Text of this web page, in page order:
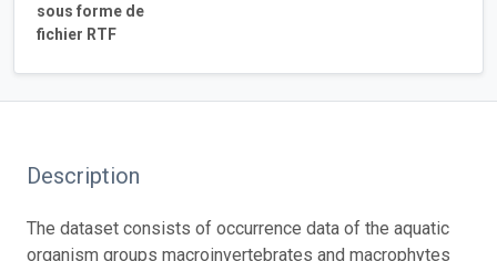
sous forme de
fichier RTF
Description
The dataset consists of occurrence data of the aquatic
organism groups macroinvertebrates and macrophytes